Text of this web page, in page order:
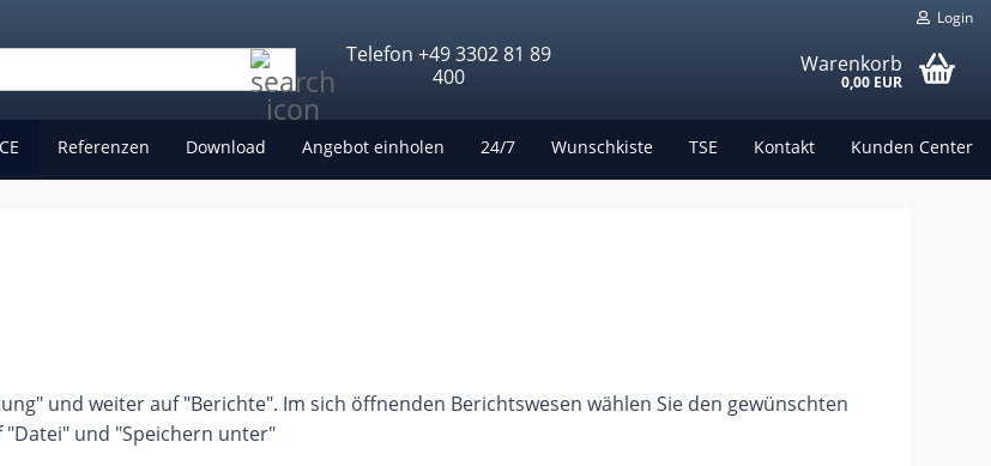
Login
Suche...Telefon +49 3302 81 89
400
Warenkorb
0,00 EUR
Referenzen Download Angebot einholen 24/7 Wunschkiste TSE Kontakt Kunden Center
und weiter auf "Berichte". Im sich öffnenden Berichtswesen wählen Sie den gewünschten
und "Speichern unter"